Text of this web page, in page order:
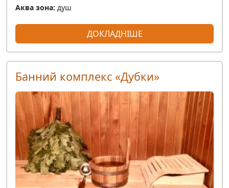
Аква зона: душ
ДОКЛАДНІШЕ
Банний комплекс «Дубки»